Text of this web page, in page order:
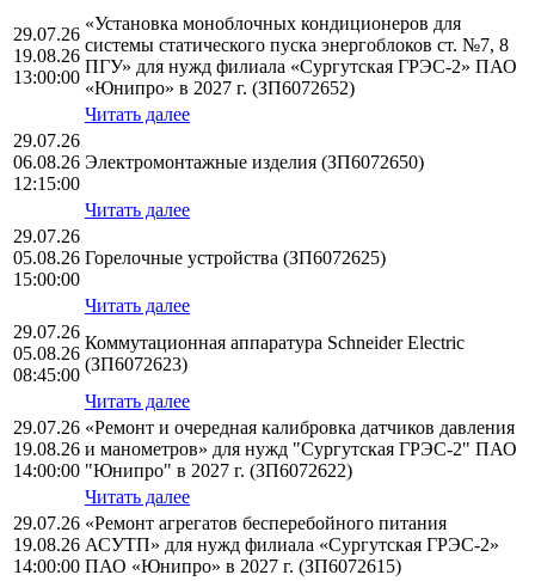
29.07.26
19.08.26
13:00:00
«Установка моноблочных кондиционеров для
системы статического пуска энергоблоков ст. №7, 8
ПГУ» для нужд филиала «Сургутская ГРЭС-2» ПАО
«Юнипро» в 2027 г. (ЗП6072652)
Читать далее
29.07.26
06.08.26
12:15:00
Электромонтажные изделия (ЗП6072650)
Читать далее
29.07.26
05.08.26
15:00:00
Горелочные устройства (ЗП6072625)
Читать далее
29.07.26
05.08.26
08:45:00
Коммутационная аппаратура Schneider Electric
(ЗП6072623)
Читать далее
29.07.26
19.08.26
14:00:00
«Ремонт и очередная калибровка датчиков давления
и манометров» для нужд "Сургутская ГРЭС-2" ПАО
"Юнипро" в 2027 г. (ЗП6072622)
Читать далее
29.07.26
19.08.26
14:00:00
«Ремонт агрегатов бесперебойного питания
АСУТП» для нужд филиала «Сургутская ГРЭС-2»
ПАО «Юнипро» в 2027 г. (ЗП6072615)